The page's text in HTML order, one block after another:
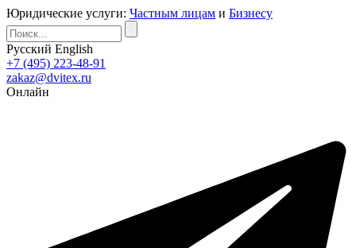
Юридические услуги: Частным лицам и Бизнесу
Русский English
+7 (495) 223-48-91
zakaz@dvitex.ru
Онлайн